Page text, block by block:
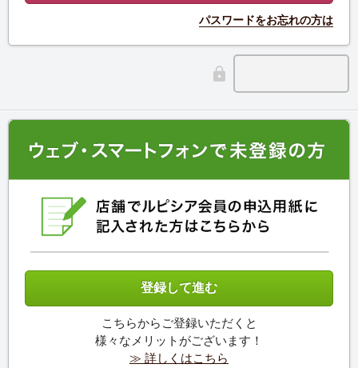
パスワードをお忘れの方は
こちらからご登録いただくと
様々なメリットがございます！
≫ 詳しくはこちら